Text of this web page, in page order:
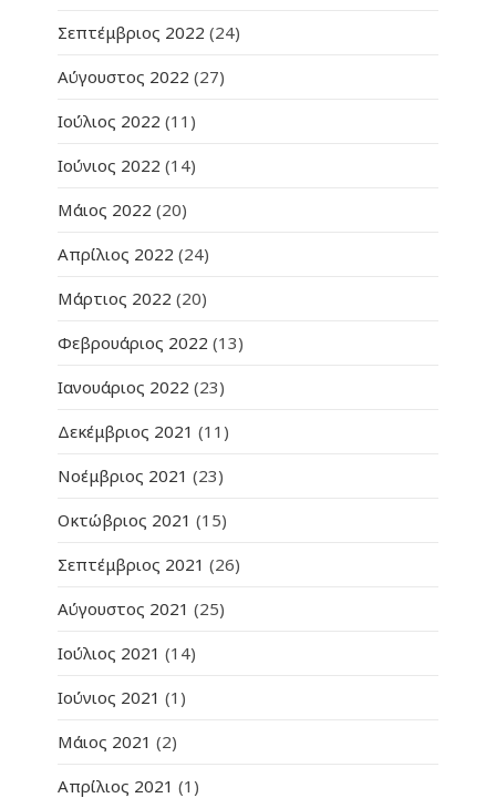
Σεπτέμβριος 2022 (24)
Αύγουστος 2022 (27)
Ιούλιος 2022 (11)
Ιούνιος 2022 (14)
Μάιος 2022 (20)
Απρίλιος 2022 (24)
Μάρτιος 2022 (20)
Φεβρουάριος 2022 (13)
Ιανουάριος 2022 (23)
Δεκέμβριος 2021 (11)
Νοέμβριος 2021 (23)
Οκτώβριος 2021 (15)
Σεπτέμβριος 2021 (26)
Αύγουστος 2021 (25)
Ιούλιος 2021 (14)
Ιούνιος 2021 (1)
Μάιος 2021 (2)
Απρίλιος 2021 (1)